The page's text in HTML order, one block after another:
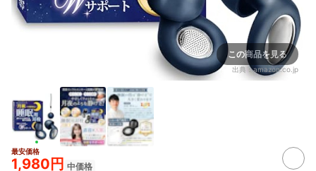
この商品を見る
出典：amazon.co.jp
最安価格
1,980円 中価格